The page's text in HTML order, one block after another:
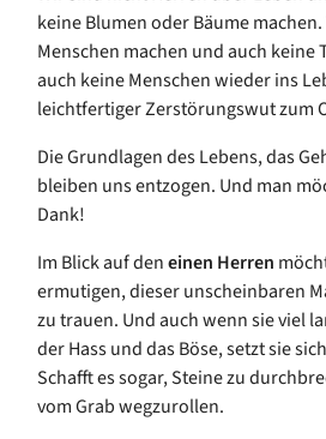
keine Blumen oderBäume
Menschen machen und auch keine
auch keine Menschen wieder ins
leichtfertiger Zerstörungswut zum
DieGrundlagen des Lebens, das
bleiben uns entzogen. Und man
Dank!
Im Blick auf deneinen Herren
ermutigen, dieser unscheinbaren
zu trauen. Und auch wenn sie viel
der Hass und das Böse, setzt sie
Schafft es sogar, Steine zu
vom Grabwegzurollen.